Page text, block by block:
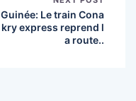
Guinée: Le train Cona
kry express reprend l
a route..